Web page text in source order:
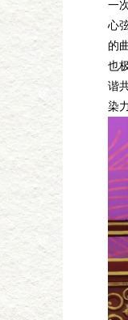
一
心
的
也
谐
染